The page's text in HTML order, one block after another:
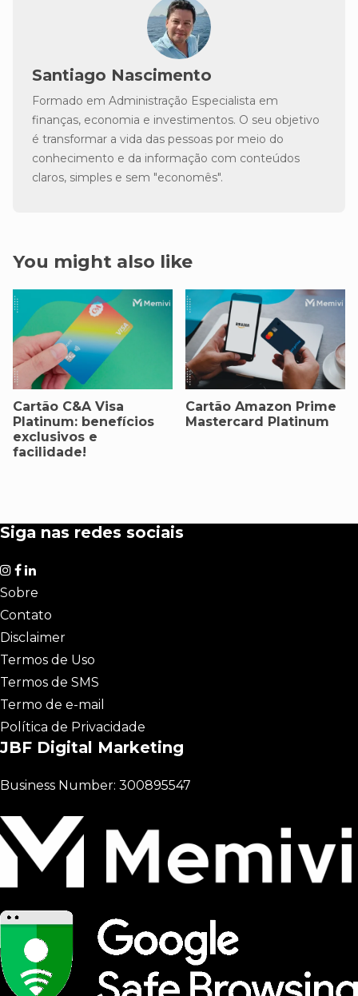
Santiago Nascimento
Formado em Administração Especialista em
finanças, economia e investimentos. O seu objetivo
é transformar a vida das pessoas por meio do
conhecimento e da informação com conteúdos
claros, simples e sem "economês".
You might also like
Cartão C&A Visa
Platinum: benefícios
exclusivos e
facilidade!
Cartão Amazon Prime
Mastercard Platinum
Siga nas redes sociais
Sobre
Contato
Disclaimer
Termos de Uso
Termos de SMS
Termo de e-mail
Política de Privacidade
JBF Digital Marketing
Business Number: 300895547